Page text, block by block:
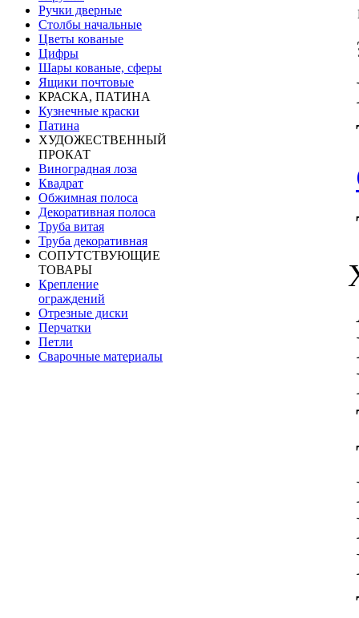
Ручки дверные
Столбы начальные
Цветы кованые
Цифры
Шары кованые, сферы
Ящики почтовые
КРАСКА, ПАТИНА
Кузнечные краски
Патина
ХУДОЖЕСТВЕННЫЙ
ПРОКАТ
Виноградная лоза
Квадрат
Обжимная полоса
Декоративная полоса
Труба витая
Труба декоративная
СОПУТСТВУЮЩИЕ
ТОВАРЫ
Крепление
ограждений
Отрезные диски
Перчатки
Петли
Сварочные материалы